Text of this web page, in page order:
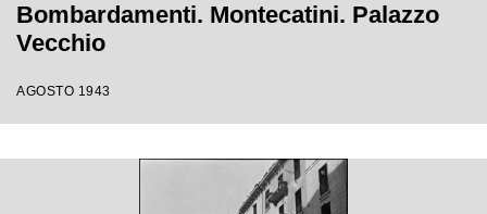
Bombardamenti. Montecatini. Palazzo
Vecchio
AGOSTO 1943